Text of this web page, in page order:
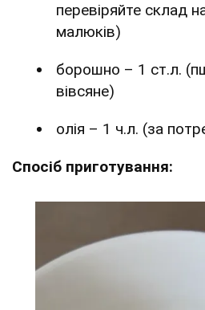
перевіряйте склад
малюків)
борошно – 1 ст.л.
вівсяне)
олія – 1 ч.л. (за
Спосіб приготування: